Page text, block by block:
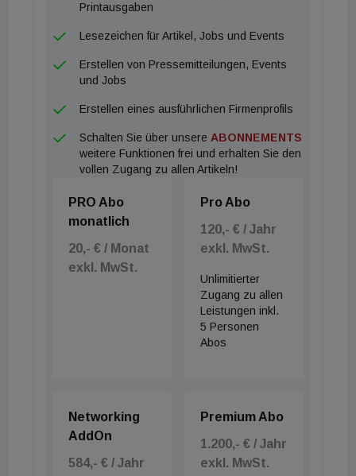
Bestätigung gefunden hat. Meines Erachtens ist es
das erste Mal, dass sich Landespolitik einstimmig
Besonders freut ihn, dass dieser Beschluss der
Trentino grenzüberschreitend gefasst wurde. “Im
Antrag Nr. 19, dem der Dreier-Landtag zugestimmt
hat, erfährt die EU-Strategie des Green Deals
verdient dabei ein Satz, der in der Begründung
steht: 'Im Herzen der Alpen kann die Europaregion
Tirol Südtirol Trentino ein Labor für ganz Europa
werden.' Hierfür haben gleich drei
Landesparlamente ein einzigartiges Signal
Printausgaben
Lesezeichen für Artikel, Jobs und Events
Erstellen von Pressemitteilungen, Events
und Jobs
Erstellen eines ausführlichen Firmenprofils
Schalten Sie über unsere ABONNEMENTS
weitere Funktionen frei und erhalten Sie den
vollen Zugang zu allen Artikeln!
PRO Abo
monatlich
20,- € / Monat
exkl. MwSt.
Pro Abo
120,- € / Jahr
exkl. MwSt.
Unlimitierter
Zugang zu allen
Leistungen inkl.
5 Personen
Abos
Networking
AddOn
584,- € / Jahr
Premium Abo
1.200,- € / Jahr
exkl. MwSt.